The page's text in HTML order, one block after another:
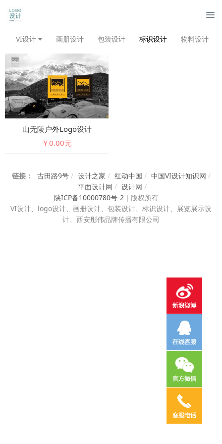
VI设计 画册设计 包装设计 标识设计 物料设计
山无陵户外logo设计
￥0.00元
链接： 古田路9号 / 设计之家 / 红动中国 / 中国VI设计知识网 /
平面设计网 / 设计网 /
陕ICP备10000780号-2 ｜ 版权所有
VI设计、 logo设计、画册设计、包装设计、标识设计、展览展示设
计、西安彤伟品牌传播有限公司